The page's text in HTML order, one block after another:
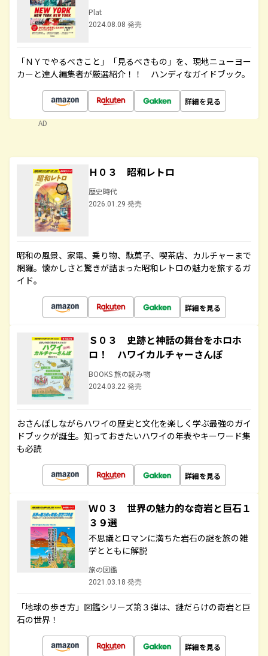
Plat
2024.08.08 発売
「ＮＹでやるべきこと」「見るべきもの」を、現地ニューヨー
カーと達人編集者が厳選紹介！！ ハンディなガイドブック。
詳細を見る
AD
Ｈ０３ 昭和レトロ
歴史時代
2026.01.29 発売
昭和の風景、家電、乗り物、駄菓子、喫茶店、カルチャーまで
網羅。懐かしさと驚きが詰まった昭和レトロの魅力を旅するガ
イド。
詳細を見る
Ｓ０３ 史跡と神話の舞台をホロホ
ロ！ ハワイカルチャーさんぽ
BOOKS 旅の読み物
2024.03.22 発売
おさんぽしながらハワイの歴史と文化を楽しく学ぶ最強のガイ
ドブックが誕生。知っておきたいハワイの年表やキーワード集
も必読
詳細を見る
Ｗ０３ 世界の魅力的な奇岩と巨石１
３９選
不思議とロマンに満ちた岩石の謎を旅の雑
学とともに解説
旅の図鑑
2021.03.18 発売
「地球の歩き方」図鑑シリーズ第３弾は、謎だらけの奇岩と巨
石の世界！
詳細を見る